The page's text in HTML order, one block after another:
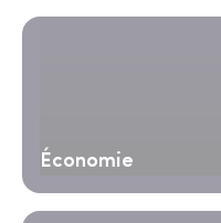
Économie